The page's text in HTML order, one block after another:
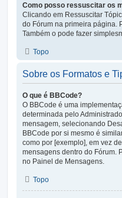
Como posso ressuscitar os
Clicando em Ressuscitar
do Fórum na primeira página.
Também o pode fazer
Topo
Sobre os Formatos e
O que é BBCode?
O BBCode é uma
determinada pelo
mensagem, selecionando
BBCode por si mesmo é
como por [exemplo], em vez
mensagens dentro do Fórum.
no Painel de Mensagens.
Topo